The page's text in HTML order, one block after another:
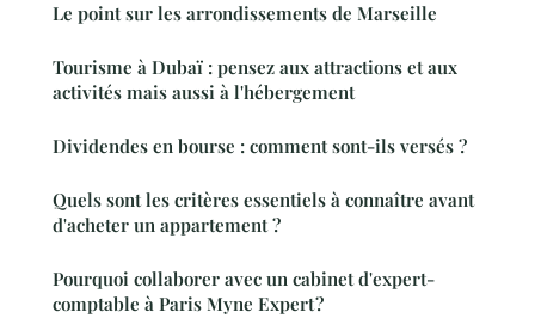
Le point sur les arrondissements de Marseille
Tourisme à Dubaï : pensez aux attractions et aux
activités mais aussi à l'hébergement
Dividendes en bourse : comment sont-ils versés ?
Quels sont les critères essentiels à connaître avant
d'acheter un appartement ?
Pourquoi collaborer avec un cabinet d'expert-
comptable à Paris Myne Expert ?